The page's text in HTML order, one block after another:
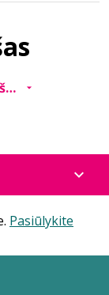
Pasiūlykite